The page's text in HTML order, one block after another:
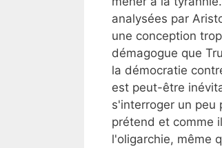
analysées par
une conception
démagogue que
la démocratie
est peut-être
s'interroger un peu
prétend et comme
l'oligarchie, même